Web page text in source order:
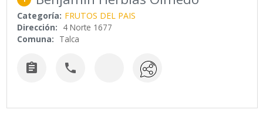
Categoría: FRUTOS DEL PAIS
Dirección: 4 Norte 1677
Comuna: Talca
 